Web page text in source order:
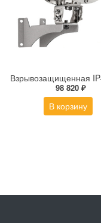
98 820 ₽
В корзину